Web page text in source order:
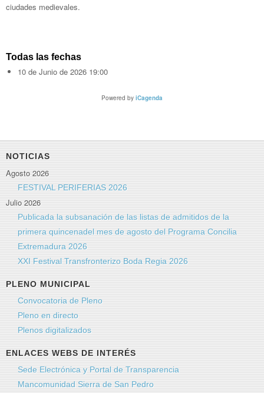
ciudades medievales.
Todas las fechas
10 de Junio de 2026 19:00
Powered by iCagenda
NOTICIAS
Agosto 2026
FESTIVAL PERIFERIAS 2026
Julio 2026
Publicada la subsanación de las listas de admitidos de la
primera quincenadel mes de agosto del Programa Concilia
Extremadura 2026
XXI Festival Transfronterizo Boda Regia 2026
PLENO MUNICIPAL
Convocatoria de Pleno
Pleno en directo
Plenos digitalizados
ENLACES WEBS DE INTERÉS
Sede Electrónica y Portal de Transparencia
Mancomunidad Sierra de San Pedro